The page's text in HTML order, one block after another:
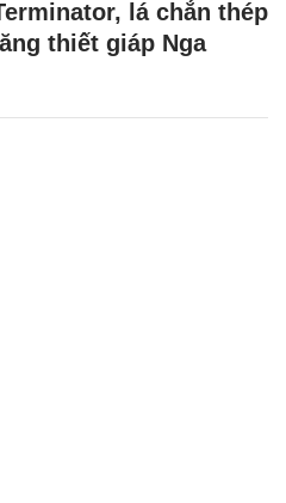
lá chắn thép
thiết giáp Nga